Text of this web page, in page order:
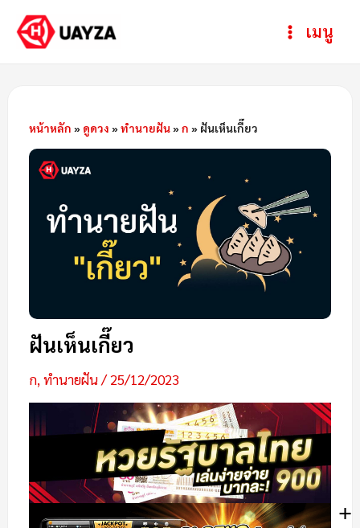
Mainเมนู
หน้าหลัก » ดูดวง »ทำนายฝัน»ก » ฝันเห็นเกี๊ยว
ฝันเห็นเกี๊ยว
ก, ทำนายฝัน/25/12/2023
Post
navigation
ห
ม
ห
+